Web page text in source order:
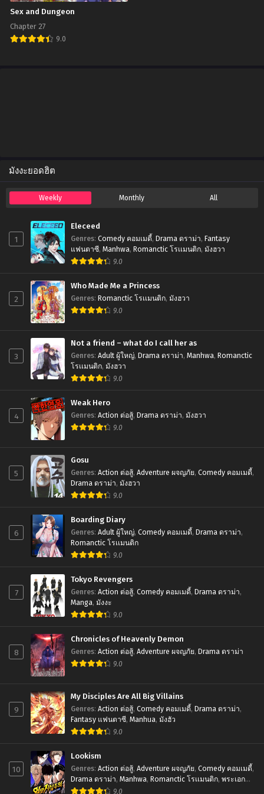
Sex and Dungeon
Chapter 27
9.0
มังงะยอดฮิต
Weekly Monthly All
1
Eleceed
Genres: Comedy คอมเมดี้, Drama ดราม่า, Fantasy
แฟนตาซี, Manhwa, Romanctic โรเเมนติก, มังฮวา
9.0
2
Who Made Me a Princess
Genres: Romanctic โรเเมนติก, มังฮวา
9.0
3
Not a friend – what do I call her as
Genres: Adult ผู้ใหญ่, Drama ดราม่า, Manhwa, Romanctic
โรเเมนติก, มังฮวา
9.0
4
Weak Hero
Genres: Action ต่อสู้, Drama ดราม่า, มังฮวา
9.0
5
Gosu
Genres: Action ต่อสู้, Adventure ผจญภัย, Comedy คอมเมดี้,
Drama ดราม่า, มังฮวา
9.0
6
Boarding Diary
Genres: Adult ผู้ใหญ่, Comedy คอมเมดี้, Drama ดราม่า,
Romanctic โรเเมนติก
9.0
7
Tokyo Revengers
Genres: Action ต่อสู้, Comedy คอมเมดี้, Drama ดราม่า,
Manga, มังงะ
9.0
8
Chronicles of Heavenly Demon
Genres: Action ต่อสู้, Adventure ผจญภัย, Drama ดราม่า
9.0
9
My Disciples Are All Big Villains
Genres: Action ต่อสู้, Comedy คอมเมดี้, Drama ดราม่า,
Fantasy แฟนตาซี, Manhua, มังฮัว
9.0
10
Lookism
Genres: Action ต่อสู้, Adventure ผจญภัย, Comedy คอมเมดี้,
Drama ดราม่า, Manhwa, Romanctic โรเเมนติก, พระเอก
เทพ,มังฮวา 9.0